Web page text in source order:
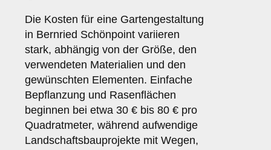
Die Kosten für eine Gartengestaltung
in Bernried Schönpoint variieren
stark, abhängig von der Größe, den
verwendeten Materialien und den
gewünschten Elementen. Einfache
Bepflanzung und Rasenflächen
beginnen bei etwa 30 € bis 80 € pro
Quadratmeter, während aufwendige
Landschaftsbauprojekte mit Wegen,